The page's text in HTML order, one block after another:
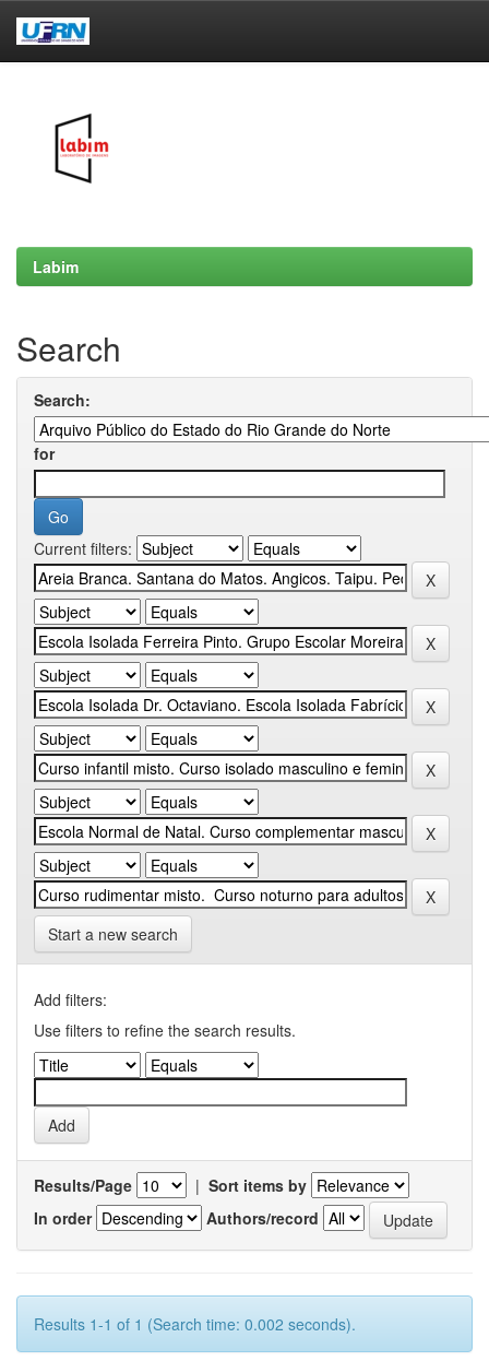
Labim
Search
Search:
for
Current filters:
Start a new search
Add filters:
Use filters to refine the search results.
Results/Page | Sort items by
In order
Authors/record
Results 1-1 of 1 (Search time: 0.002 seconds).